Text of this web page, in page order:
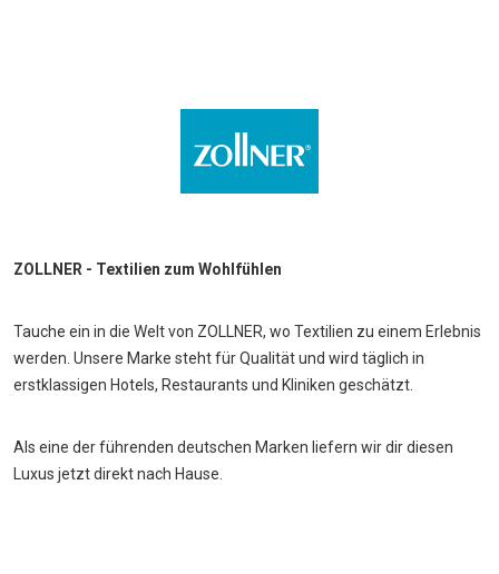
ZOLLNER - Textilien zum Wohlfühlen
Tauche ein in die Welt von ZOLLNER, wo Textilien zu einem Erlebnis
werden. Unsere Marke steht für Qualität und wird täglich in
erstklassigen Hotels, Restaurants und Kliniken geschätzt.
Als eine der führenden deutschen Marken liefern wir dir diesen
Luxus jetzt direkt nach Hause.